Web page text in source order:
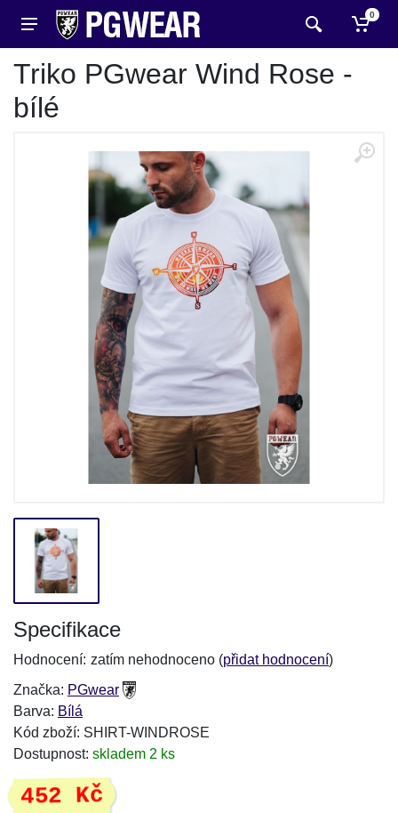
0
Triko PGwear Wind Rose -
bílé
Specifikace
Hodnocení: zatím nehodnoceno (přidat hodnocení)
Značka: PGwear
Barva: Bílá
Kód zboží: SHIRT-WINDROSE
Dostupnost: skladem 2 ks
452 Kč